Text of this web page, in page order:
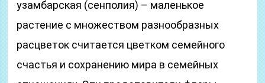
узамбарская (сенполия) – маленькое
растение с множеством разнообразных
расцветок считается цветком семейного
счастья и сохранению мира в семейных